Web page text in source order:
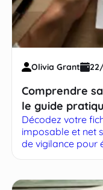
Olivia Grant
Comprendre
le guide
Décodez votre
imposable et net
de vigilance pour